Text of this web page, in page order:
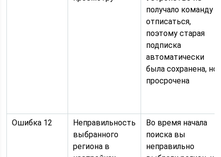
получало команду
отписаться,
поэтому старая
подписка
автоматически
была сохранена, но
просрочена
Ошибка 12
Неправильность
выбранного
региона в
Во время начала
поиска вы
неправильно